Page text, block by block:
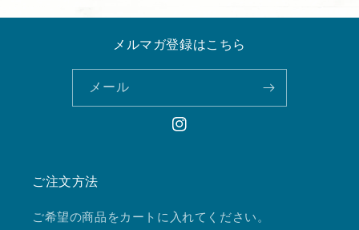
メルマガ登録はこちら
メール
Instagram
ご注文方法
ご希望の商品をカートに入れてください。